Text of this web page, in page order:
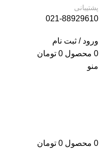
پشتیبانی
021-88929610
ورود / ثبت نام
0 محصول 0 تومان
منو
0 محصول 0 تومان